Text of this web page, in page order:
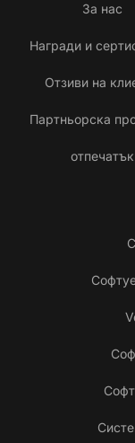
За нас
Награди и
Отзиви на
Партньорска
отпечатък